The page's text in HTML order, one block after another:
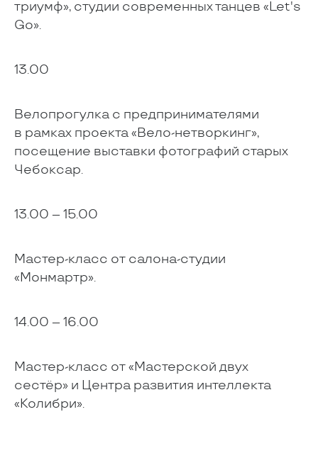
триумф», студии современных танцев «Let's
Go».
13.00
Велопрогулка с предпринимателями
в рамках проекта «Вело-нетворкинг»,
посещение выставки фотографий старых
Чебоксар.
13.00 – 15.00
Мастер-класс от салона-студии
«Монмартр».
14.00 – 16.00
Мастер-класс от «Мастерской двух
сестёр» и Центра развития интеллекта
«Колибри».